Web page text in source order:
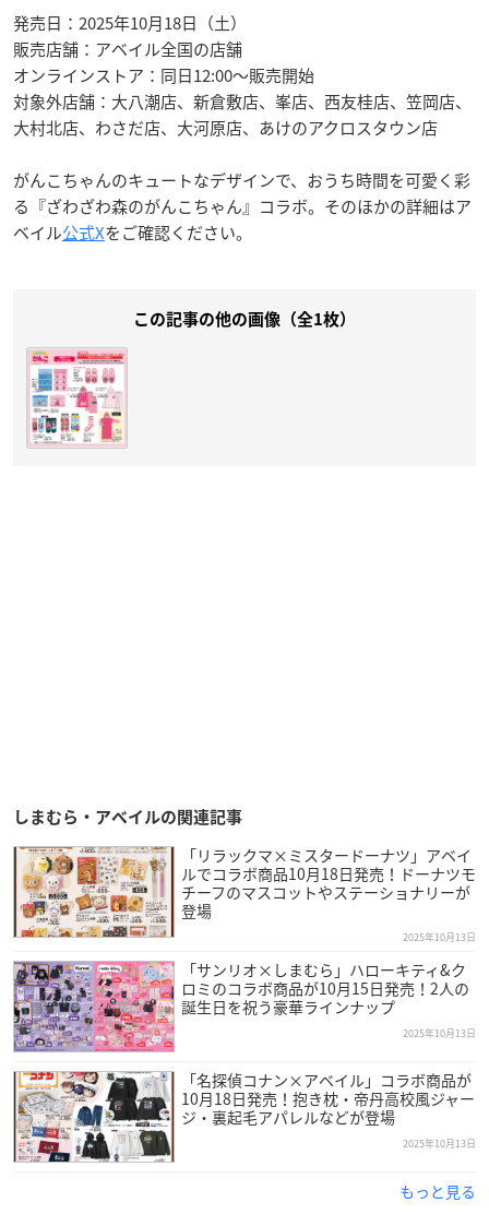
発売日：2025年10月18日（土）
販売店舗：アベイル全国の店舗
オンラインストア：同日12:00～販売開始
対象外店舗：大八潮店、新倉敷店、峯店、西友桂店、笠岡店、
大村北店、わさだ店、大河原店、あけのアクロスタウン店
がんこちゃんのキュートなデザインで、おうち時間を可愛く彩
る『ざわざわ森のがんこちゃん』コラボ。そのほかの詳細はア
ベイル公式Xをご確認ください。
この記事の他の画像（全1枚）
しまむら・アベイルの関連記事
「リラックマ×ミスタードーナツ」アベイ
ルでコラボ商品10月18日発売！ドーナツモ
チーフのマスコットやステーショナリーが
登場
2025年10月13日
「サンリオ×しまむら」ハローキティ&ク
ロミのコラボ商品が10月15日発売！2人の
誕生日を祝う豪華ラインナップ
2025年10月13日
「名探偵コナン×アベイル」コラボ商品が
10月18日発売！抱き枕・帝丹高校風ジャー
ジ・裏起毛アパレルなどが登場
2025年10月13日
もっと見る